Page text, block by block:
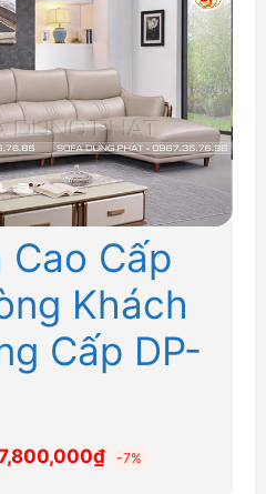
25,500,000₫.
Cao Cấp
Khách
Cấp DP-
₫Giá
-7%